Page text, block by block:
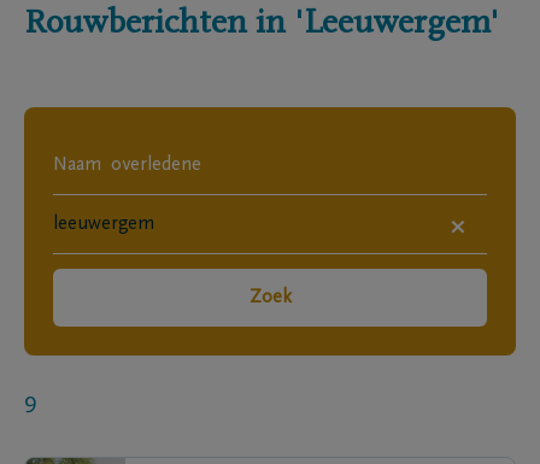
Rouwberichten in 'Leeuwergem'
×
Zoek
9